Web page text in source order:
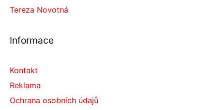
Tereza Novotná
Informace
Kontakt
Reklama
Ochrana osobních údajů